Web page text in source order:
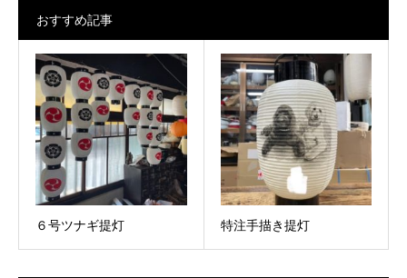
おすすめ記事
６号ツナギ提灯 特注手描き提灯